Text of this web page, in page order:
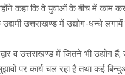
कहा कि वे युवाओं के बीच में
उत्तराखण्ड में उद्योग-धन्धे
व उत्तराखण्ड में जितने भी उद्योग
पर कार्य चल रहा है तथा कई